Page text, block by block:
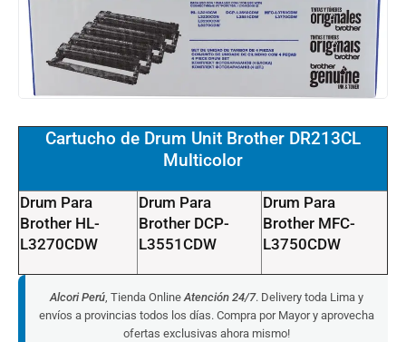
Cartucho de Drum Unit Brother DR213CL
Multicolor
Drum Para
Brother HL-
L3270CDW
Drum Para
Brother DCP-
L3551CDW
Drum Para
Brother MFC-
L3750CDW
Alcori Perú, Tienda OnlineAtención 24/7. Delivery toda Lima y
envíos a provincias todos los días. Compra por Mayor y aprovecha
ofertas exclusivas ahora mismo!